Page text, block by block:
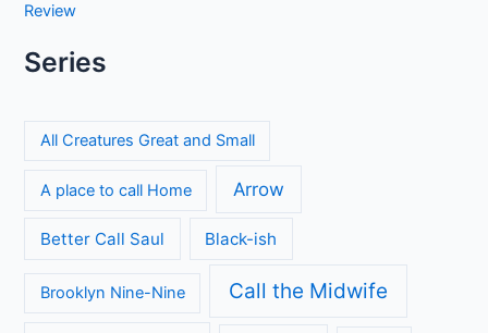
Review
Series
All Creatures Great and Small
A place to call Home Arrow
Better Call Saul Black-ish
Brooklyn Nine-Nine Call the Midwife